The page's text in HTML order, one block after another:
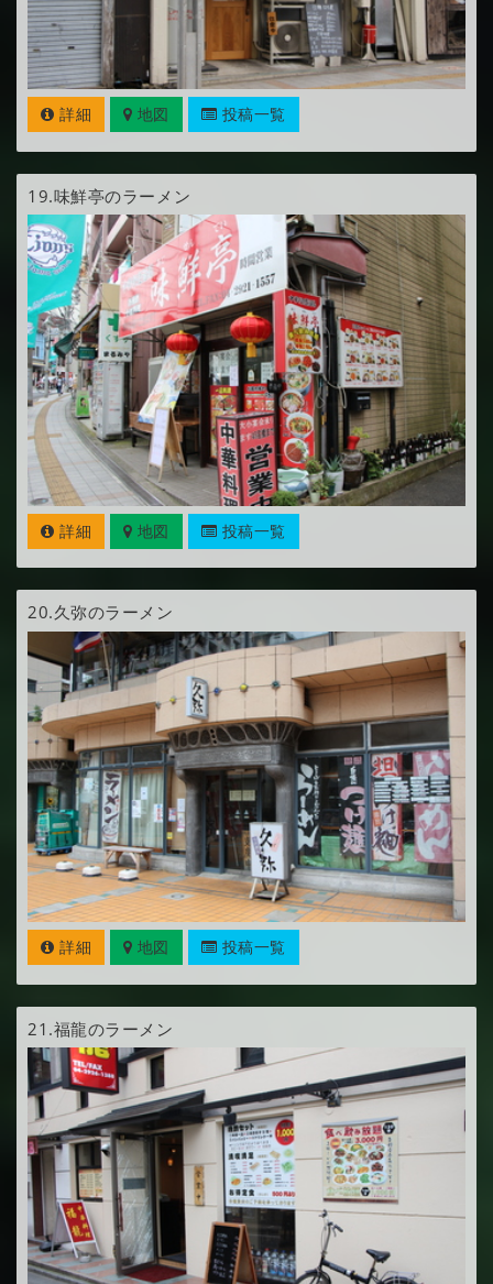
詳細 地図 投稿一覧
19.味鮮亭のラーメン
詳細 地図 投稿一覧
20.久弥のラーメン
詳細 地図 投稿一覧
21.福龍のラーメン